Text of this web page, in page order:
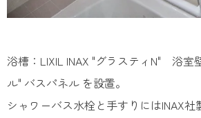
浴槽：LIXIL INAX "グラスティN" 浴室
ル" バスパネル を設置。
シャワーバス水栓と手すりにはINAX